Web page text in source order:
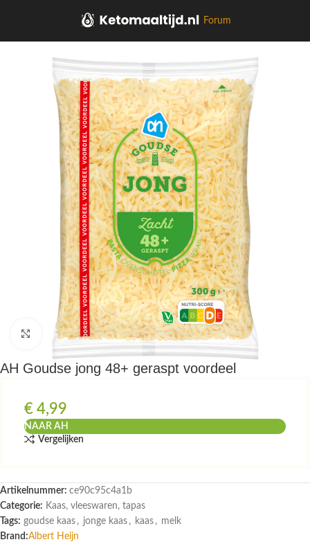
Forum
Klik om te vergroten
AH Goudse jong 48+ geraspt voordeel
€ 4,99
NAAR AH
Vergelijken
Artikelnummer: ce90c95c4a1b
Categorie: Kaas, vleeswaren, tapas
Tags: goudse kaas , jonge kaas , kaas , melk
Brand:Albert Heijn